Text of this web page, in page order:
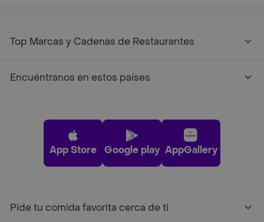
Top Marcas y Cadenas de Restaurantes
Encuéntranos en estos países
App Store Google play AppGallery
Pide tu comida favorita cerca de ti